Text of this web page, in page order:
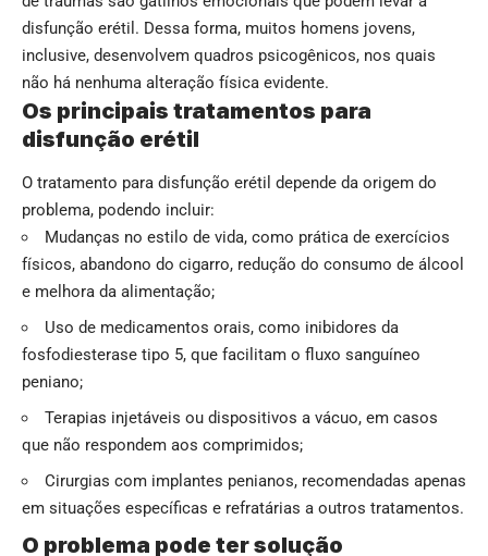
disfunção erétil. Dessa forma, muitos homens jovens,
inclusive, desenvolvem quadros psicogênicos, nos quais
não há nenhuma alteração física evidente.
Os principais tratamentos para
disfunção erétil
O tratamento para disfunção erétil depende da origem do
problema, podendo incluir:
Mudanças no estilo de vida, como prática de exercícios
físicos, abandono do cigarro, redução do consumo de álcool
e melhora da alimentação;
Uso de medicamentos orais, como inibidores da
fosfodiesterase tipo 5, que facilitam o fluxo sanguíneo
peniano;
Terapias injetáveis ou dispositivos a vácuo, em casos
que não respondem aos comprimidos;
Cirurgias com implantes penianos, recomendadas apenas
em situações específicas e refratárias a outros tratamentos.
O problema pode ter solução